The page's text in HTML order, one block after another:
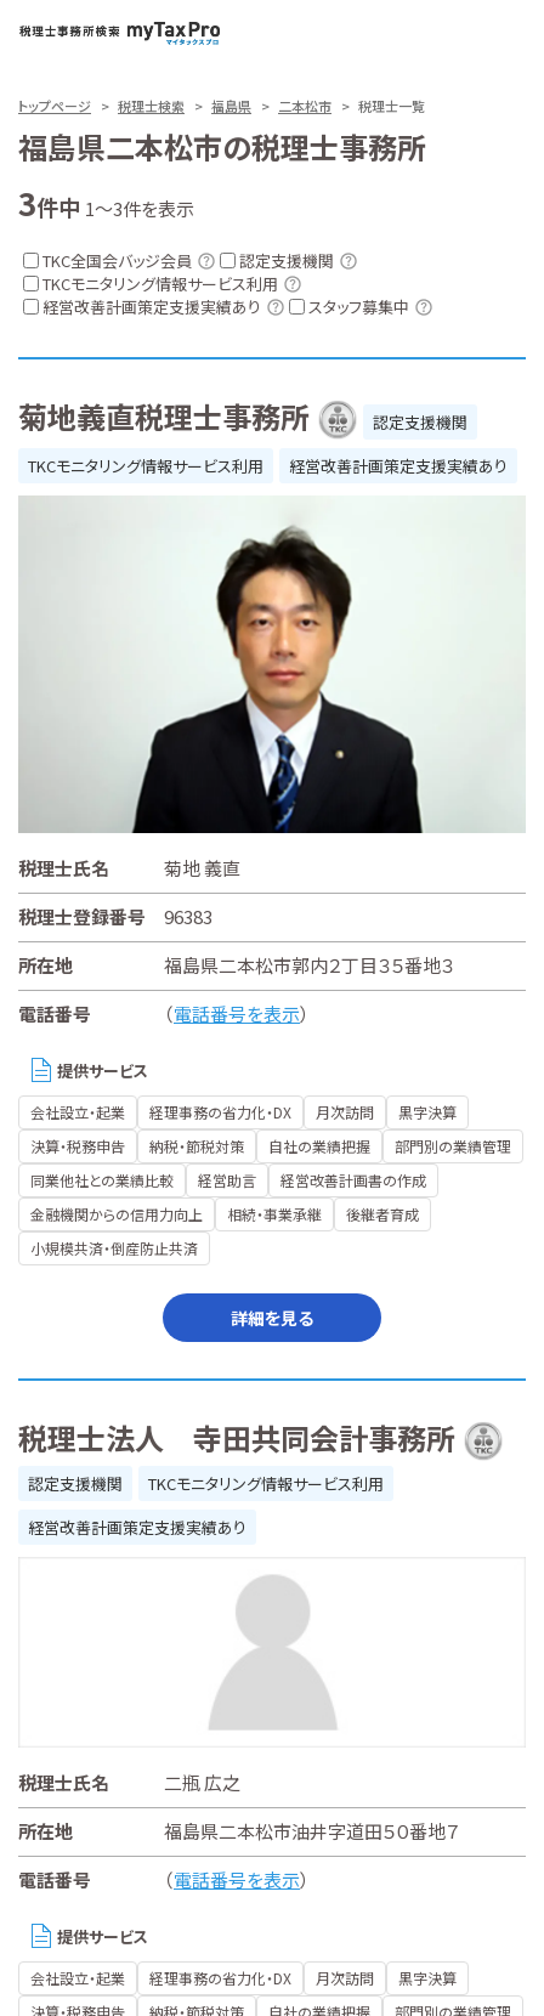
トップページ 税理士検索 福島県 二本松市 税理士一覧
福島県二本松市の税理士事務所
3件中 1～3件を表示
TKC全国会バッジ会員
認定支援機関
TKCモニタリング情報サービス利用
経営改善計画策定支援実績あり
スタッフ募集中
菊地義直税理士事務所
認定支援機関
TKCモニタリング情報サービス利用
経営改善計画策定支援実績あり
税理士氏名
菊地 義直
税理士登録番号
96383
所在地
福島県二本松市郭内２丁目３５番地３
電話番号
（電話番号を表示）
提供サービス
会社設立・起業 経理事務の省力化・DX 月次訪問
黒字決算
決算・税務申告
納税・節税対策 自社の業績把握
部門別の業績管理
同業他社との業績比較
経営助言
経営改善計画書の作成
金融機関からの信用力向上
相続・事業承継
後継者育成
小規模共済・倒産防止共済
詳細を見る
税理士法人 寺田共同会計事務所
認定支援機関
TKCモニタリング情報サービス利用
経営改善計画策定支援実績あり
税理士氏名
二瓶 広之
所在地
福島県二本松市油井字道田５０番地７
電話番号
（電話番号を表示）
提供サービス
会社設立・起業 経理事務の省力化・DX 月次訪問
黒字決算
決算・税務申告
納税・節税対策 自社の業績把握
部門別の業績管理